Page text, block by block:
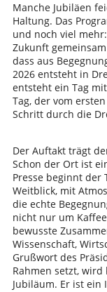
Manche Jubiläen
Haltung. Das
und noch viel
Zukunft
dass aus
2026 entsteht in
entsteht ein Tag
Tag, der vom
Schritt durch die
Der Auftakt trägt
Schon der Ort ist
Presse beginnt der
Weitblick, mit
die echte
nicht nur um
bewusste
Wissenschaft,
Grußwort des
Rahmen setzt,
Jubiläum. Er ist ein